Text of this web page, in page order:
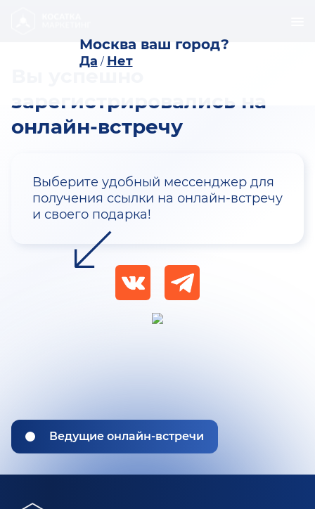
Москва ваш город?
Да / Нет
зарегистрировались на
онлайн-встречу
Выберите удобный мессенджер для
получения ссылки на онлайн-встречу
и своего подарка!
Ведущие онлайн-встречи